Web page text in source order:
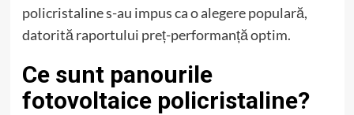
policristaline s-au impus ca o alegere populară,
datorită raportului preț-performanță optim.
Ce sunt panourile
fotovoltaice policristaline?